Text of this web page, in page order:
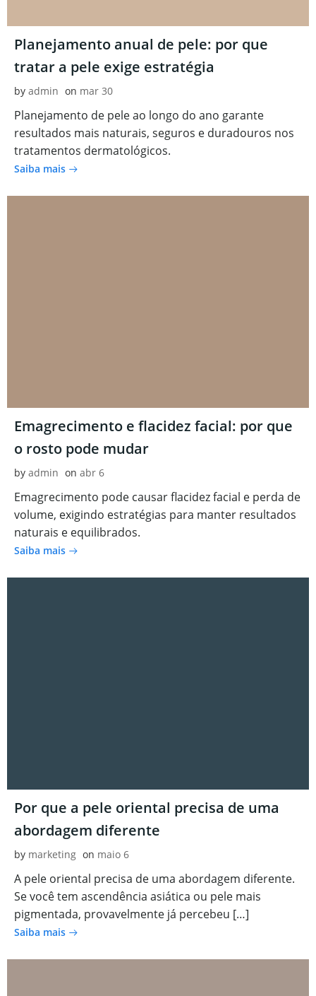
Planejamento anual de pele: por que
tratar a pele exige estratégia
by admin on mar 30
Planejamento de pele ao longo do ano garante
resultados mais naturais, seguros e duradouros nos
tratamentos dermatológicos.
Saiba mais
Emagrecimento e flacidez facial: por que
o rosto pode mudar
by admin on abr 6
Emagrecimento pode causar flacidez facial e perda de
volume, exigindo estratégias para manter resultados
naturais e equilibrados.
Saiba mais
Por que a pele oriental precisa de uma
abordagem diferente
by marketing on maio 6
A pele oriental precisa de uma abordagem diferente.
Se você tem ascendência asiática ou pele mais
pigmentada, provavelmente já percebeu […]
Saiba mais